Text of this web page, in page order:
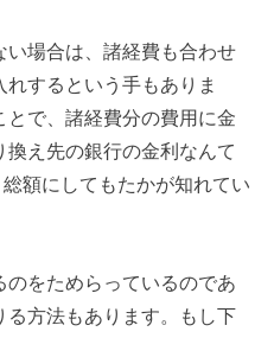
い場合は、諸経費も合わせ
するという手もありま
で、諸経費分の費用に金
え先の銀行の金利なんて
額にしてもたかが知れてい
をためらっているのであ
る方法もあります。もし下